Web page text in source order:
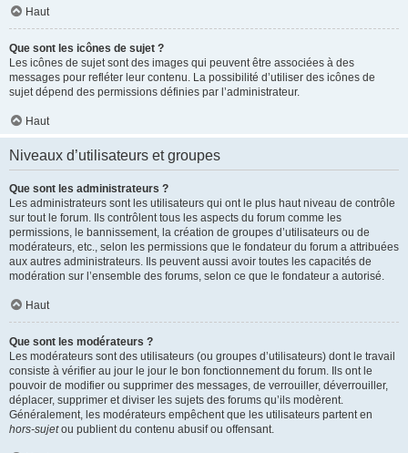
Haut
Que sont les icônes de sujet ?
Les icônes de sujet sont des images qui peuvent être associées à des
messages pour refléter leur contenu. La possibilité d’utiliser des icônes de
sujet dépend des permissions définies par l’administrateur.
Haut
Niveaux d’utilisateurs et groupes
Que sont les administrateurs ?
Les administrateurs sont les utilisateurs qui ont le plus haut niveau de contrôle
sur tout le forum. Ils contrôlent tous les aspects du forum comme les
permissions, le bannissement, la création de groupes d’utilisateurs ou de
modérateurs, etc., selon les permissions que le fondateur du forum a attribuées
aux autres administrateurs. Ils peuvent aussi avoir toutes les capacités de
modération sur l’ensemble des forums, selon ce que le fondateur a autorisé.
Haut
Que sont les modérateurs ?
Les modérateurs sont des utilisateurs (ou groupes d’utilisateurs) dont le travail
consiste à vérifier au jour le jour le bon fonctionnement du forum. Ils ont le
pouvoir de modifier ou supprimer des messages, de verrouiller, déverrouiller,
déplacer, supprimer et diviser les sujets des forums qu’ils modèrent.
Généralement, les modérateurs empêchent que les utilisateurs partent en
hors-sujetou publient du contenu abusif ou offensant.